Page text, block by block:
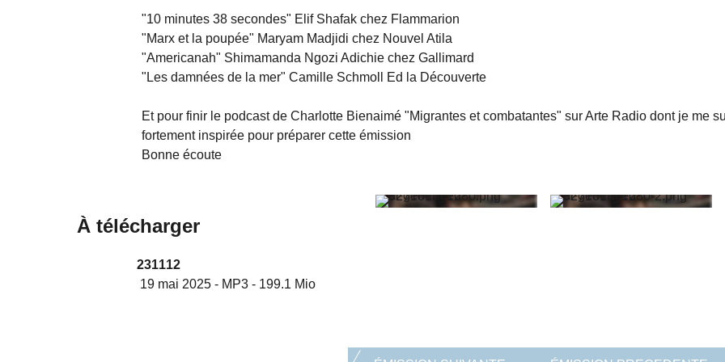
"10 minutes 38 secondes" Elif Shafak chez Flammarion
"Marx et la poupée" Maryam Madjidi chez Nouvel Atila
"Americanah" Shimamanda Ngozi Adichie chez Gallimard
"Les damnées de la mer" Camille Schmoll Ed la Découverte
Et pour finir le podcast de Charlotte Bienaimé "Migrantes et combatantes" sur Arte Radio dont je me
fortement inspirée pour préparer cette émission
Bonne écoute
À télécharger
231112
19 mai 2025 - MP3 - 199.1 Mio